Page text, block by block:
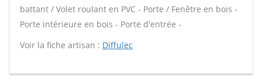
battant / Volet roulant en PVC - Porte / Fenêtre en bois -
Porte intérieure en bois - Porte d'entrée -
Voir la fiche artisan : Diffulec